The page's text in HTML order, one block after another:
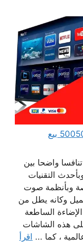
بيع تلفزيونات شاشات الكويت 50050623 بيع
واضحا بين
التقنيات
متنوعة تصل 140و 150 بوصة وبأنظمة صوت
وكانه يطل من
الإضاءة الساطعة
هذه الشاشات
، كما ... اقرأ